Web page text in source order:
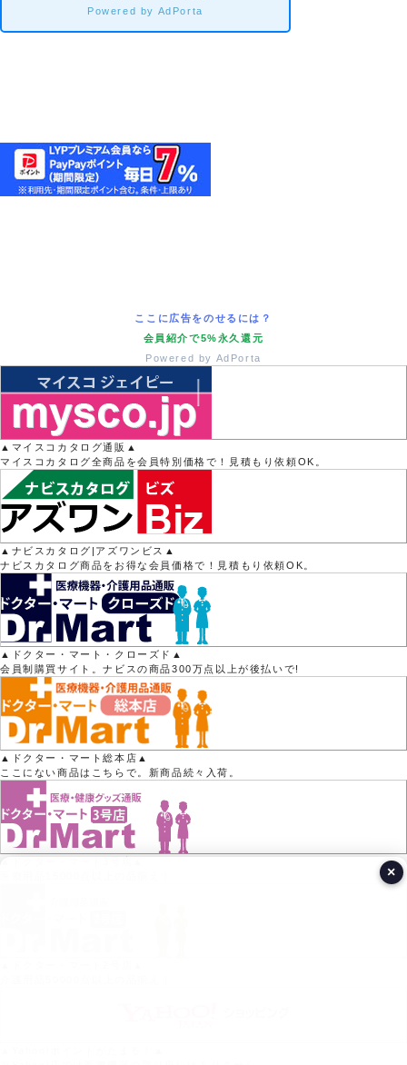
Powered by AdPorta
ここに広告をのせるには？
会員紹介で5%永久還元
Powered by AdPorta
▲マイスコカタログ通販▲
マイスコカタログ全商品を会員特別価格で！見積もり依頼OK。
▲ナビスカタログ|アズワンビス▲
ナビスカタログ商品をお得な会員価格で！見積もり依頼OK。
▲ドクター・マート・クローズド▲
会員制購買サイト。ナビスの商品300万点以上が後払いで!
▲ドクター・マート総本店▲
ここにない商品はこちらで。新商品続々入荷。
×